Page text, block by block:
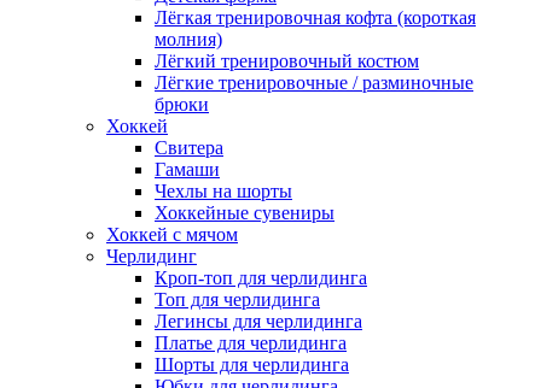
Лёгкая тренировочная кофта (короткая
молния)
Лёгкий тренировочный костюм
Лёгкие тренировочные / разминочные
брюки
Хоккей
Свитера
Гамаши
Чехлы на шорты
Хоккейные сувениры
Хоккей с мячом
Черлидинг
Кроп-топ для черлидинга
Топ для черлидинга
Легинсы для черлидинга
Платье для черлидинга
Шорты для черлидинга